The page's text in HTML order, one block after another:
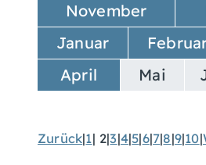
November
Januar
April
Mai
Zurück|1| 2|3|4|5|6|7|8|9|10|